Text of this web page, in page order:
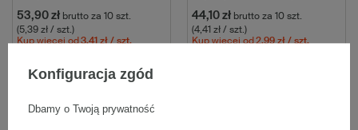
53,90 zł brutto za 10 szt.
(5,39 zł / szt.)
Kup więcej od3,41 zł / szt.
Wybierz ilość
44,10 zł brutto za 10 szt.
(4,41 zł / szt.)
Kup więcej od2,99 zł / szt.
Konfiguracja zgód
Dbamy o Twoją prywatność